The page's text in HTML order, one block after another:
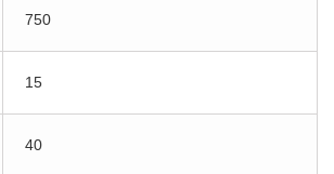
750
15
40